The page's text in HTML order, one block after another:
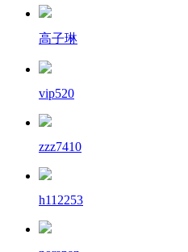
高子琳
vip520
zzz7410
h112253